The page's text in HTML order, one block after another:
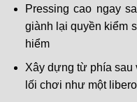
Pressing cao ngay
giành lại quyền kiểm
hiểm
Xây dựng từ phía sau
lối chơi như một